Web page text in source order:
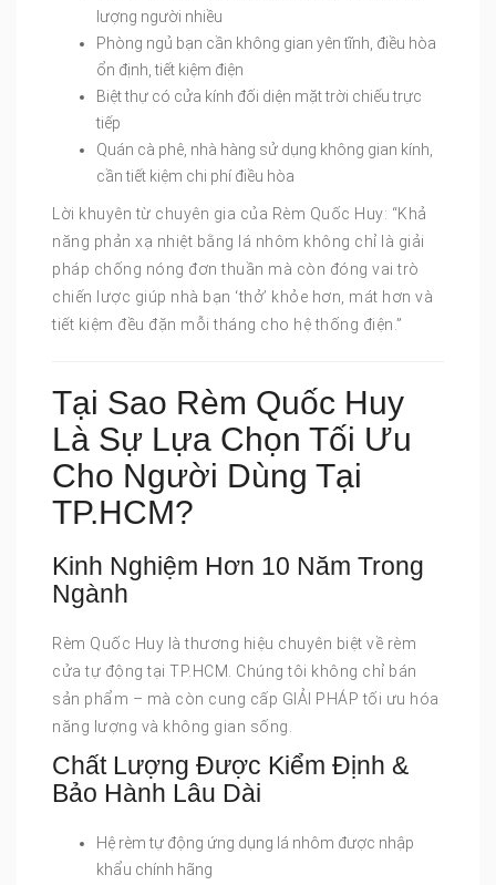
lượng người nhiều
Phòng ngủ bạn cần không gian yên tĩnh, điều hòa
ổn định, tiết kiệm điện
Biệt thự có cửa kính đối diện mặt trời chiếu trực
tiếp
Quán cà phê, nhà hàng sử dụng không gian kính,
cần tiết kiệm chi phí điều hòa
Lời khuyên từ chuyên gia của Rèm Quốc Huy: “Khả
năng phản xạ nhiệt bằng lá nhôm không chỉ là giải
pháp chống nóng đơn thuần mà còn đóng vai trò
chiến lược giúp nhà bạn ‘thở’ khỏe hơn, mát hơn và
tiết kiệm đều đặn mỗi tháng cho hệ thống điện.”
Tại Sao Rèm Quốc Huy
Là Sự Lựa Chọn Tối Ưu
Cho Người Dùng Tại
TP.HCM?
Kinh Nghiệm Hơn 10 Năm Trong
Ngành
Rèm Quốc Huy là thương hiệu chuyên biệt về rèm
cửa tự động tại TP.HCM. Chúng tôi không chỉ bán
sản phẩm – mà còn cung cấp GIẢI PHÁP tối ưu hóa
năng lượng và không gian sống.
Chất Lượng Được Kiểm Định &
Bảo Hành Lâu Dài
Hệ rèm tự động ứng dụng lá nhôm được nhập
khẩu chính hãng